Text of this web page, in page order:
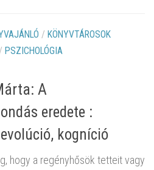
/ KÖNYVTÁROSOK
/ PSZICHOLÓGIA
A
eredete :
kogníció
hogy a regényhősök tetteit vagy